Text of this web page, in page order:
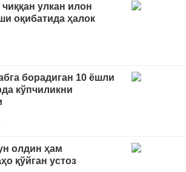
улкан илон
оқибатида ҳалок
борадиган 10 ёшли
кўпчиликни
олдин ҳам
қўйган устоз